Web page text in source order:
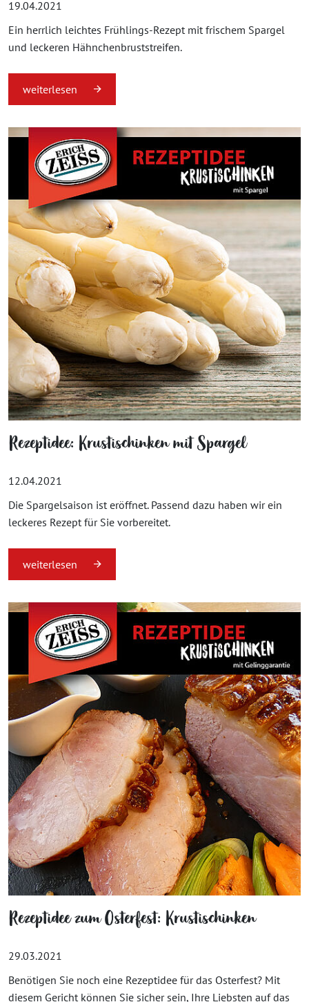
19.04.2021
Ein herrlich leichtes Frühlings-Rezept mit frischem Spargel
und leckeren Hähnchenbruststreifen.
weiterlesen
Rezeptidee: Krustischinken mit Spargel
12.04.2021
Die Spargelsaison ist eröffnet. Passend dazu haben wir ein
leckeres Rezept für Sie vorbereitet.
weiterlesen
Rezeptidee zum Osterfest: Krustischinken
29.03.2021
Benötigen Sie noch eine Rezeptidee für das Osterfest? Mit
diesem Gericht können Sie sicher sein, Ihre Liebsten auf das